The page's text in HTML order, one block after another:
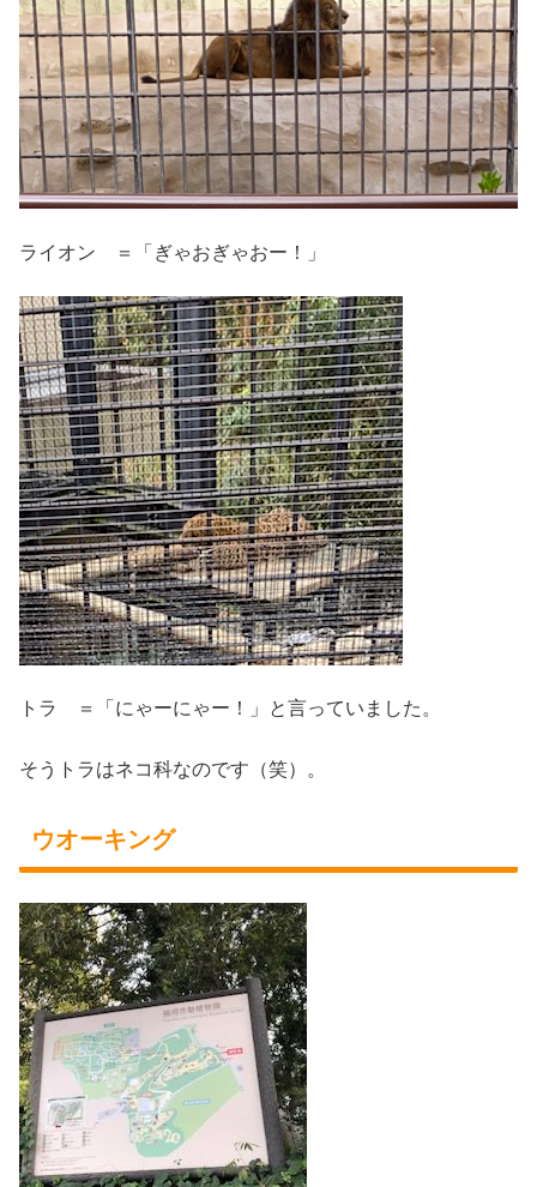
ライオン ＝「ぎゃおぎゃおー！」
トラ ＝「にゃーにゃー！」と言っていました。
そうトラはネコ科なのです（笑）。
ウオーキング